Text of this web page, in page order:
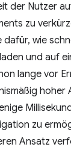
der Nutzer
zu
wie
und auf
lange vor
hoher
zu
Ansatz